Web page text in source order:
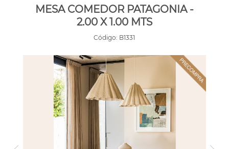
MESA COMEDOR PATAGONIA -
2.00 X 1.00 MTS
Código: B1331